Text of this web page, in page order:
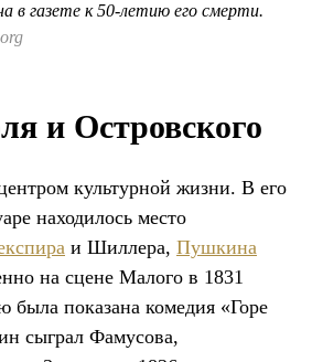
в газете к 50-летию его смерти.
и Островского
культурной жизни. В его
находилось место
и Шиллера, Пушкина
на сцене Малого в 1831
была показана комедия «Горе
сыграл Фамусова,